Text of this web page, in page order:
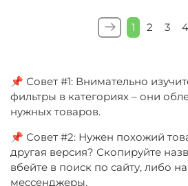
1 2 3 4
📌 Совет #1: Внимательно
фильтры в категориях – они
нужных товаров.
📌 Совет #2: Нужен похожий
другая версия? Скопируйте
вбейте в поиск по сайту, либо
мессенджеры.